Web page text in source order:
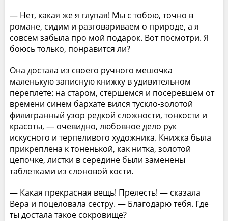
— Нет, какая же я глупая! Мы с тобою, точно в
романе, сидим и разговариваем о природе, а я
совсем забыла про мой подарок. Вот посмотри. Я
боюсь только, понравится ли?
Она достала из своего ручного мешочка
маленькую записную книжку в удивительном
переплете: на старом, стершемся и посеревшем от
времени синем бархате вился тускло-золотой
филигранный узор редкой сложности, тонкости и
красоты, — очевидно, любовное дело рук
искусного и терпеливого художника. Книжка была
прикреплена к тоненькой, как нитка, золотой
цепочке, листки в середине были заменены
таблетками из слоновой кости.
— Какая прекрасная вещь! Прелесть! — сказала
Вера и поцеловала сестру. — Благодарю тебя. Где
ты достала такое сокровище?